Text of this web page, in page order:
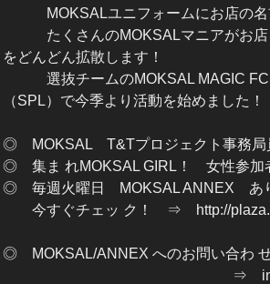
MOKSALユニフォームにお店の名
たくさんのMOKSALマニアがお店
をどんどん拡散します！
選抜チームのMOKSAL MAGIC FC
（SPL）で今季より活動を始めました
◎ MOKSAL T&Tプロジェクト事務局
◎ 集ま れMOKSAL GIRL！ 女性参加
◎ 毎週火曜日 MOKSAL ANNEX あ
今すぐチェッ ク！ ⇒ http://
◎ MOKSAL/ANNEX へのお問い合わ
⇒ info-